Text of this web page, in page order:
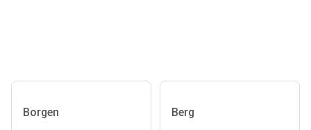
Borgen Berg